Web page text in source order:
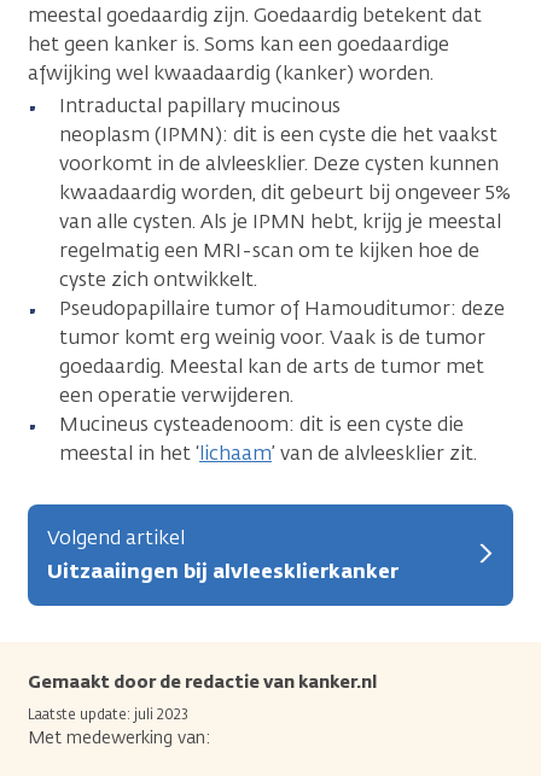
meestal goedaardig zijn. Goedaardig betekent dat
het geen kanker is. Soms kan een goedaardige
afwijking wel kwaadaardig (kanker) worden.
Intraductal papillary mucinous
neoplasm (IPMN): dit is een cyste die het vaakst
voorkomt in de alvleesklier. Deze cysten kunnen
kwaadaardig worden, dit gebeurt bij ongeveer 5%
van alle cysten. Als je IPMN hebt, krijg je meestal
regelmatig een MRI-scan om te kijken hoe de
cyste zich ontwikkelt.
Pseudopapillaire tumor of Hamouditumor: deze
tumor komt erg weinig voor. Vaak is de tumor
goedaardig. Meestal kan de arts de tumor met
een operatie verwijderen.
Mucineus cysteadenoom: dit is een cyste die
meestal in het ‘lichaam’ van de alvleesklier zit.
Volgend artikel
Uitzaaiingen bij alvleesklierkanker
Gemaakt door de redactie van kanker.nl
Laatste update: juli 2023
Met medewerking van: